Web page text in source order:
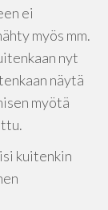
ei
myös mm.
nyt
näytä
myötä
kuitenkin